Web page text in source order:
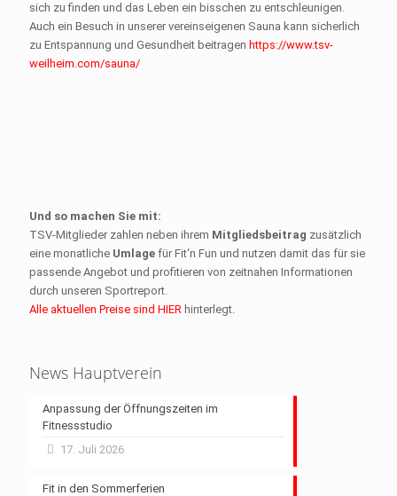
sich zu finden und das Leben ein bisschen zu entschleunigen.
Auch ein Besuch in unserer vereinseigenen Sauna kann sicherlich
zu Entspannung und Gesundheit beitragen https://www.tsv-
weilheim.com/sauna/
Und so machen Sie mit:
TSV-Mitglieder zahlen neben ihrem Mitgliedsbeitrag zusätzlich
eine monatliche Umlage für Fit‘n Fun und nutzen damit das für sie
passende Angebot und profitieren von zeitnahen Informationen
durch unseren Sportreport.
Alle aktuellen Preise sind HIER hinterlegt.
News Hauptverein
Anpassung der Öffnungszeiten im
Fitnessstudio
17. Juli 2026
Fit in den Sommerferien